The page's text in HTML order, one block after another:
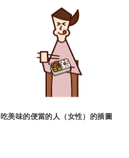
吃美味的便當的人（女性）的插圖